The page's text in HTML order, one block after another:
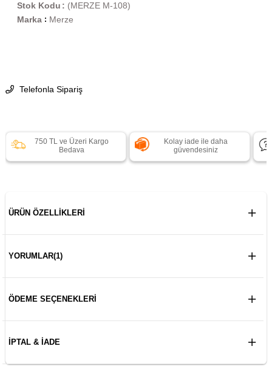
(MERZE M-108)
Stok Kodu
Marka : Merze
Telefonla Sipariş
750 TL ve Üzeri Kargo
Bedava
Kolay iade ile daha
güvendesiniz
ÜRÜN ÖZELLIKLERI
YORUMLAR(1)
ÖDEME SEÇENEKLERI
İPTAL & İADE